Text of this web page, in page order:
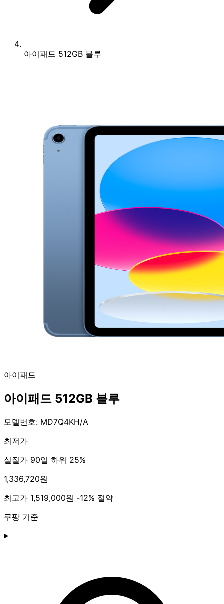
아이패드 512GB 블루
아이패드
아이패드 512GB 블루
모델번호: MD7Q4KH/A
최저가
실질가 90일 하위 25%
1,336,720원
최고가 1,519,000원 -12% 절약
쿠팡 기준